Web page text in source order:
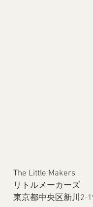
The Little Makers
リトルメーカーズ
東京都中央区新川2-